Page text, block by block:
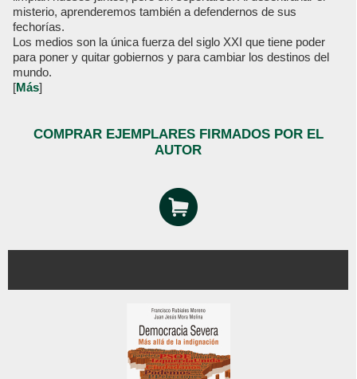
misterio, aprenderemos también a defendernos de sus
fechorías.
Los medios son la única fuerza del siglo XXI que tiene poder
para poner y quitar gobiernos y para cambiar los destinos del
mundo.
[Más]
COMPRAR EJEMPLARES FIRMADOS POR EL
AUTOR